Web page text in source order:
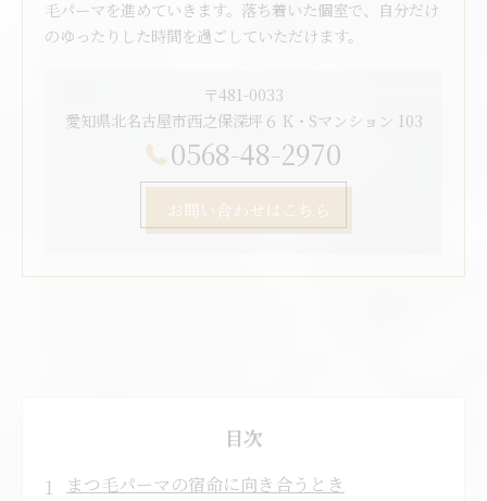
毛パーマを進めていきます。落ち着いた個室で、自分だけ
のゆったりした時間を過ごしていただけます。
〒481-0033
愛知県北名古屋市西之保深坪６ K・Sマンション 103
0568-48-2970
お問い合わせはこちら
目次
まつ毛パーマの宿命に向き合うとき